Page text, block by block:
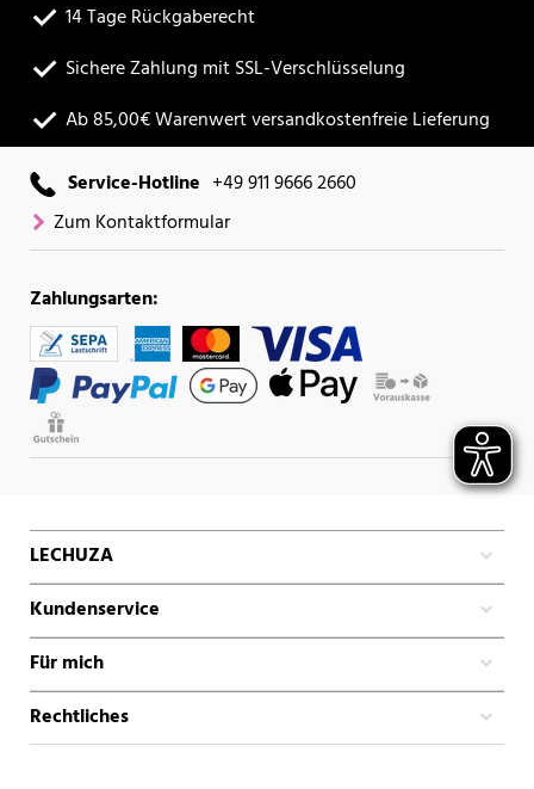
14 Tage Rückgaberecht
Sichere Zahlung mit SSL-Verschlüsselung
Ab 85,00€ Warenwert versandkostenfreie Lieferung
Service-Hotline +49 911 9666 2660
Zum Kontaktformular
Zahlungsarten:
LECHUZA
Kundenservice
Für mich
Rechtliches